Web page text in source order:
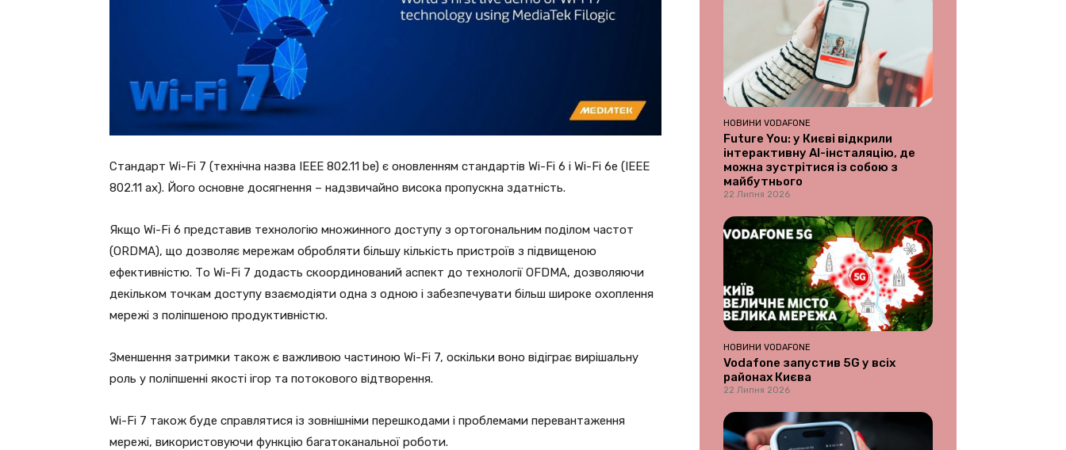
Стандарт Wi-Fi 7 (технічна назва IEEE 802.11 be) є оновленням стандартів Wi-Fi 6 і Wi-Fi 6e (IEEE
802.11 ax). Його основне досягнення – надзвичайно висока пропускна здатність.
Якщо Wi-Fi 6 представив технологію множинного доступу з ортогональним поділом частот
(ORDMA), що дозволяє мережам обробляти більшу кількість пристроїв з підвищеною
ефективністю. То Wi-Fi 7 додасть скоординований аспект до технології OFDMA, дозволяючи
декільком точкам доступу взаємодіяти одна з одною і забезпечувати більш широке охоплення
мережі з поліпшеною продуктивністю.
Зменшення затримки також є важливою частиною Wi-Fi 7, оскільки воно відіграє вирішальну
роль у поліпшенні якості ігор та потокового відтворення.
Wi-Fi 7 також буде справлятися із зовнішніми перешкодами і проблемами перевантаження
мережі, використовуючи функцію багатоканальної роботи.
НОВИНИ VODAFONE
Future You: у Києві відкрили
інтерактивну AI-інсталяцію, де
можна зустрітися із собою з
майбутнього
22 Липня 2026
НОВИНИ VODAFONE
Vodafone запустив 5G у всіх
районах Києва
22 Липня 2026